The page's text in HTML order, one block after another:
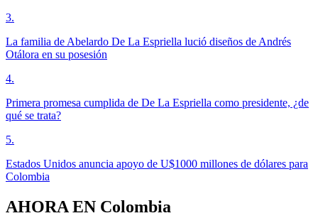
3.
La familia de Abelardo De La Espriella lució diseños de Andrés
Otálora en su posesión
4.
Primera promesa cumplida de De La Espriella como presidente, ¿de
qué se trata?
5.
Estados Unidos anuncia apoyo de U$1000 millones de dólares para
Colombia
AHORA EN Colombia